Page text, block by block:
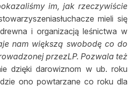
im, jak rzeczywiście
mieli się
i organizacją leśnictwa w
nam większą swobodę co do
przezLP. Pozwala też
dzięki darowiznom w ub. roku
ono powtarzane co roku dla